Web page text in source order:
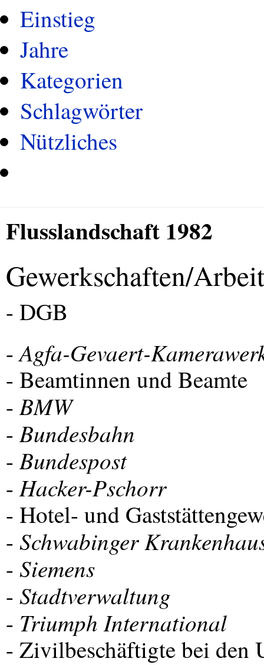
Einstieg
Jahre
Kategorien
Schlagwörter
Nützliches
Flusslandschaft 1982
Gewerkschaften/
- DGB
-Agfa-Gevaert-
- Beamtinnen und Beamte
-BMW
-Bundesbahn
-Bundespost
-Hacker-Pschorr
- Hotel- und
- Schwabinger
- Siemens
- Stadtverwaltung
- Triumph International
- Zivilbeschäftigte bei den